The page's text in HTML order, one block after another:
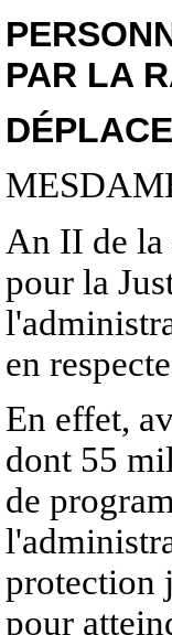
PAR LA
An II de la
pour la
en
En effet,
dont 55
de
protection
pour